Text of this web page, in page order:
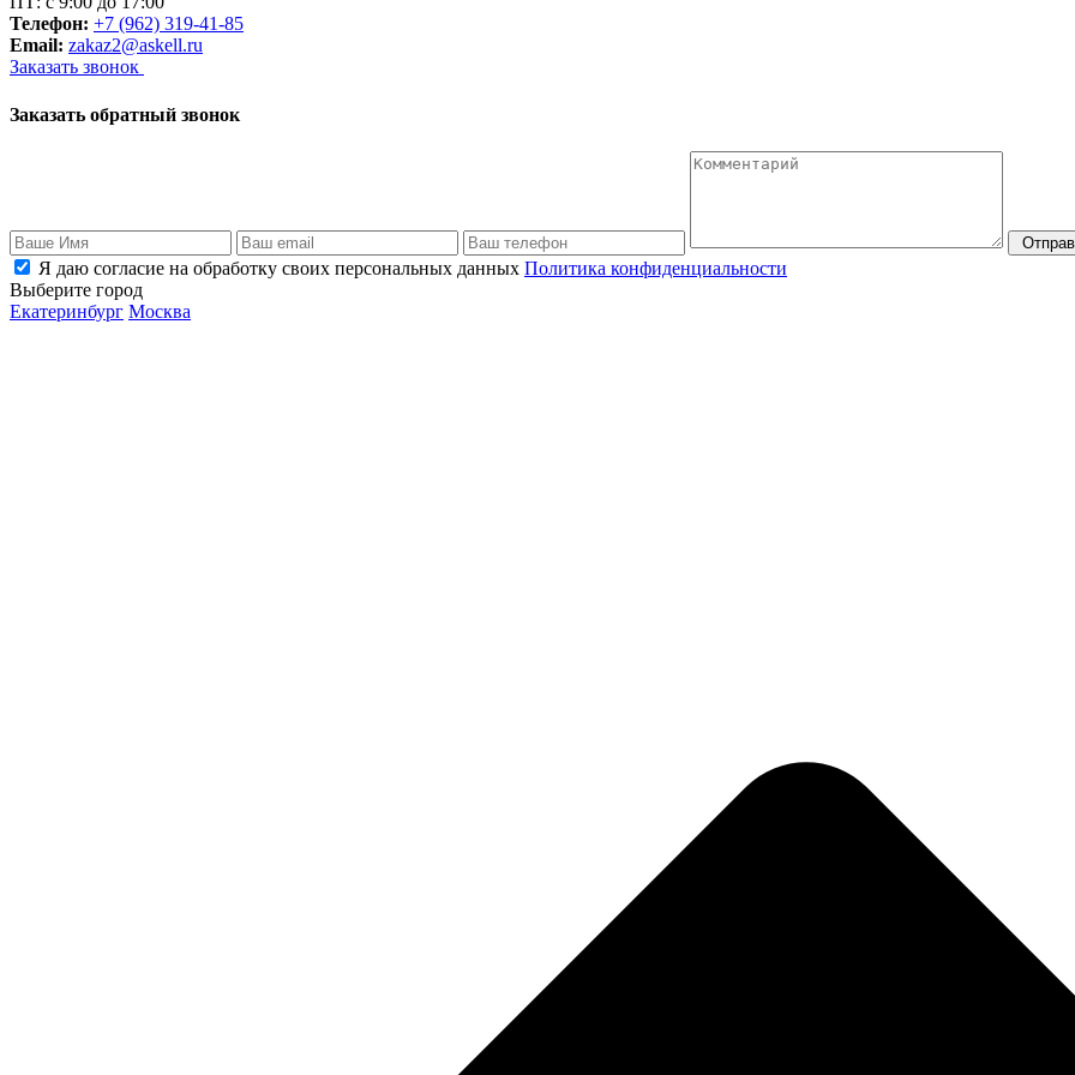
Телефон: +7 (962) 319-41-85
Email: zakaz2@askell.ru
Заказать звонок
Заказать обратный звонок
Я даю согласие на обработку своих персональных данных Политика конфиденциальности
Выберите город
Екатеринбург Москва